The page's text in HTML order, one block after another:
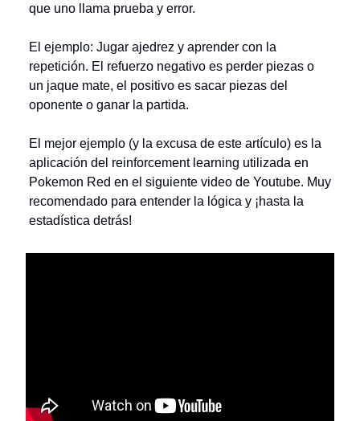
que uno llama prueba y error.
El ejemplo: Jugar ajedrez y aprender con la
repetición. El refuerzo negativo es perder piezas o
un jaque mate, el positivo es sacar piezas del
oponente o ganar la partida.
El mejor ejemplo (y la excusa de este artículo) es la
aplicación del reinforcement learning utilizada en
Pokemon Red en el siguiente video de Youtube. Muy
recomendado para entender la lógica y ¡hasta la
estadística detrás!